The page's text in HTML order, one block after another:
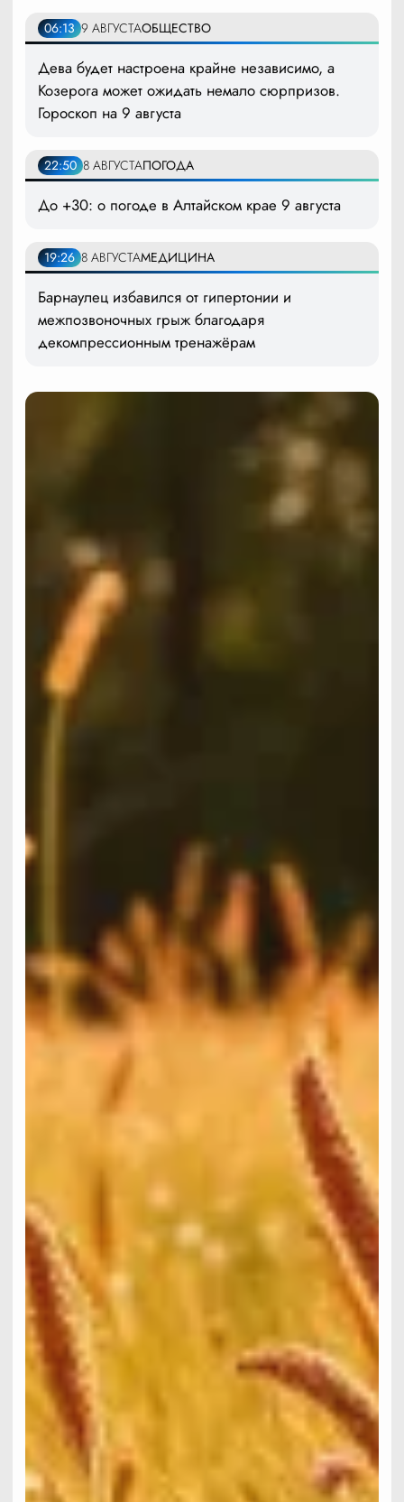
06:13 9 АВГУСТАОБЩЕСТВО
Дева будет настроена крайне независимо, а
Козерога может ожидать немало сюрпризов.
Гороскоп на 9 августа
22:50 8 АВГУСТАПОГОДА
До +30: о погоде в Алтайском крае 9 августа
19:26 8 АВГУСТАМЕДИЦИНА
Барнаулец избавился от гипертонии и
межпозвоночных грыж благодаря
декомпрессионным тренажёрам